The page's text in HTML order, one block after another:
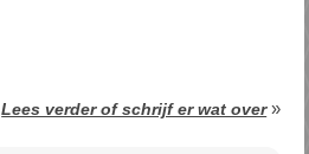
Lees verder of schrijf er wat over»